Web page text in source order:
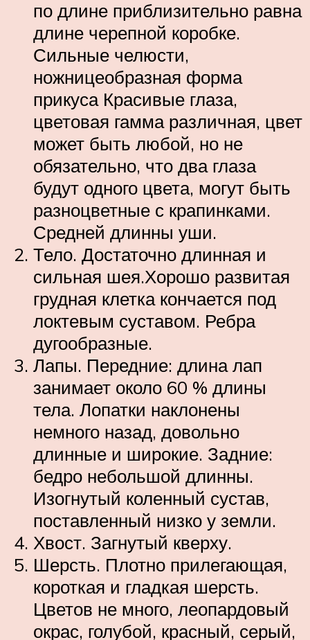
по длине приблизительно равна
длине черепной коробке.
Сильные челюсти,
ножницеобразная форма
прикуса Красивые глаза,
цветовая гамма различная, цвет
может быть любой, но не
обязательно, что два глаза
будут одного цвета, могут быть
разноцветные с крапинками.
Средней длинны уши.
Тело. Достаточно длинная и
сильная шея.Хорошо развитая
грудная клетка кончается под
локтевым суставом. Ребра
дугообразные.
Лапы. Передние: длина лап
занимает около 60 % длины
тела. Лопатки наклонены
немного назад, довольно
длинные и широкие. Задние:
бедро небольшой длинны.
Изогнутый коленный сустав,
поставленный низко у земли.
Хвост. Загнутый кверху.
Шерсть. Плотно прилегающая,
короткая и гладкая шерсть.
Цветов не много, леопардовый
окрас, голубой, красный, серый,